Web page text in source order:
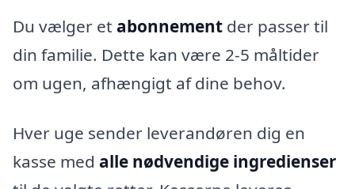
Du vælger et abonnement der passer til
din familie. Dette kan være 2-5 måltider
om ugen, afhængigt af dine behov.
Hver uge sender leverandøren dig en
kasse med alle nødvendige ingredienser